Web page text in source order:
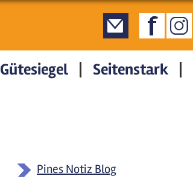
Gütesiegel Seitenstark
Pines Notiz Blog